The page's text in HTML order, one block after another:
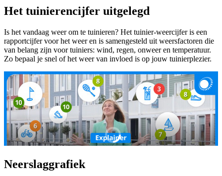
Het tuinierencijfer uitgelegd
Is het vandaag weer om te tuinieren? Het tuinier-weercijfer is een
rapportcijfer voor het weer en is samengesteld uit weersfactoren die
van belang zijn voor tuiniers: wind, regen, onweer en temperatuur.
Zo bepaal je snel of het weer van invloed is op jouw tuinierplezier.
Neerslaggrafiek